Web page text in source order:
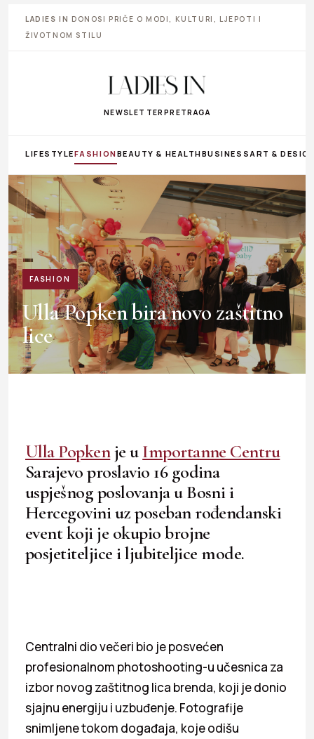
LADIES IN DONOSI PRIČE O MODI, KULTURI, LJEPOTI I
ŽIVOTNOM STILU
NEWSLETTER PRETRAGA
LIFESTYLEFASHIONBEAUTY & HEALTHBUSINESS ART &
FASHION
Ulla Popken bira novo zaštitno
lice
Ulla Popkenje uImportanne Centru
Sarajevo proslavio 16 godina
uspješnog poslovanja u Bosni i
Hercegovini uz poseban rođendanski
event koji je okupio brojne
posjetiteljice i ljubiteljice mode.
Centralni dio večeri bio je posvećen
profesionalnom photoshooting-u učesnica za
izbor novog zaštitnog lica brenda, koji je donio
sjajnu energiju i uzbuđenje. Fotografije
snimljene tokom događaja, koje odišu